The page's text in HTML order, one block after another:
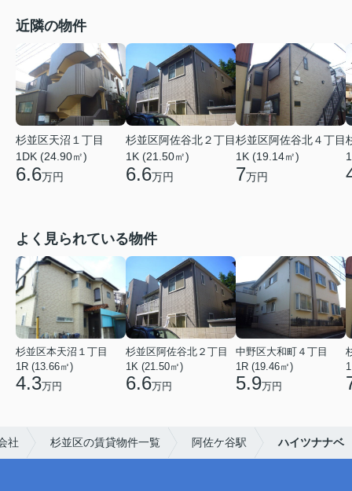
近隣の物件
杉並区天沼１丁目
1DK (24.90㎡)
6.6万円
杉並区阿佐谷北２丁目
1K (21.50㎡)
6.6万円
杉並区阿佐谷北４丁目
1K (19.14㎡)
7万円
よく見られている物件
杉並区本天沼１丁目
1R (13.66㎡)
4.3万円
杉並区阿佐谷北２丁目
1K (21.50㎡)
6.6万円
中野区大和町４丁目
1R (19.46㎡)
5.9万円
社 杉並区の賃貸物件一覧 阿佐ケ谷駅 ハイツナナベ